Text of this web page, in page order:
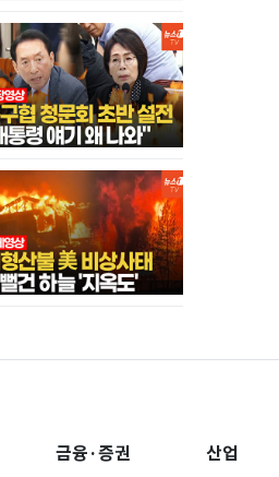
금융·증권 산업